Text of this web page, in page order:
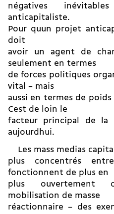
négatives
anticapitaliste.
Pour quun projet
doit
avoir un agent de
seulement en termes
de forces politiques
vital – mais
aussi en termes de
Cest de loin le
facteur principal de la
aujourdhui.
 Les mass medias
plus concentrés
fonctionnent de plus en
plus ouvertement
mobilisation de masse
réactionnaire – des